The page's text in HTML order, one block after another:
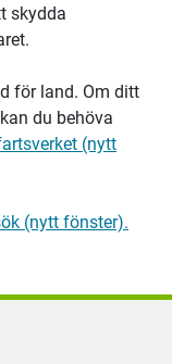
skydda
för land. Om ditt
du behöva
(nytt
(nytt fönster).